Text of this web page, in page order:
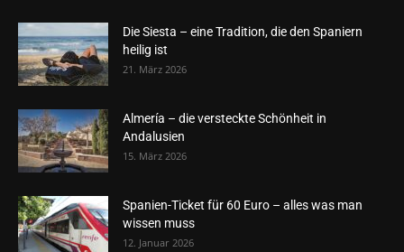
Die Siesta – eine Tradition, die den Spaniern
heilig ist
21. März 2026
Almería – die versteckte Schönheit in
Andalusien
15. März 2026
Spanien-Ticket für 60 Euro – alles was man
wissen muss
12. Januar 2026